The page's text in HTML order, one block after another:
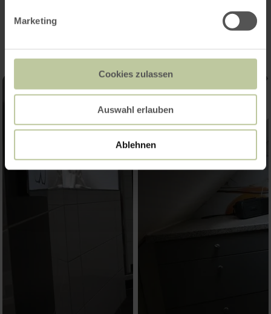
Marketing
Cookies zulassen
Auswahl erlauben
Ablehnen
Impressionen